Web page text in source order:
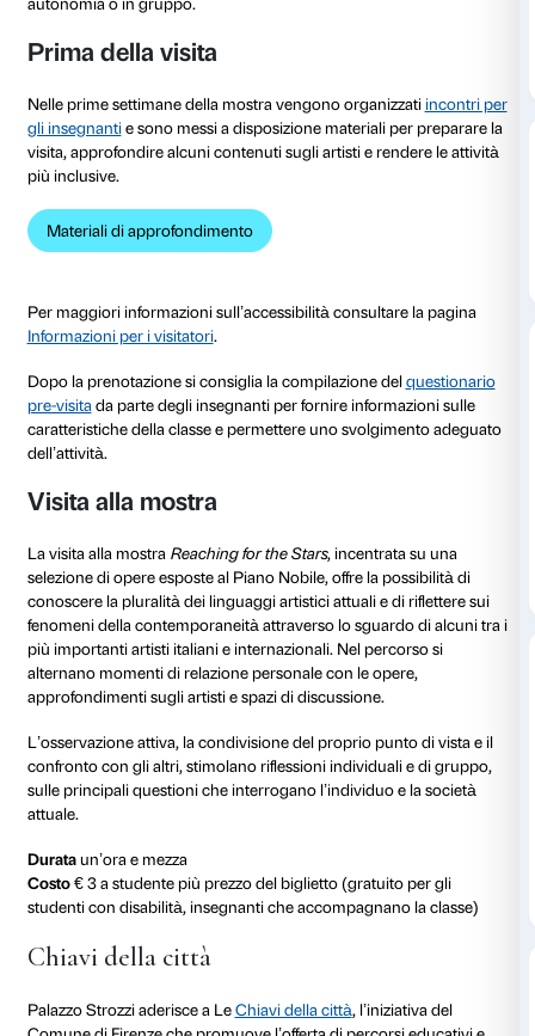
In occasione della mostraReaching for the Stars
alle scuole visite e laboratori per vivere la mostra
di sperimentazione personale e di condivisione con
I percorsi sono calibrati per le diverse fasce d’età,
attività in laboratorio seguono la visita e invitano a
stimoli ricevuti dalle opere attraverso un’esperienza
autonomia o in gruppo.
Prima della visita
Nelle prime settimane della mostra vengono
visita, approfondire alcuni contenuti sugli artisti e
più inclusive.
Materiali di approfondimento
Per maggiori informazioni sull’accessibilità
Informazioni per i visitatori
Dopo la prenotazione si consiglia la compilazione
pre-visitada parte degli insegnanti per fornire
caratteristiche della classe e permettere uno
dell’attività.